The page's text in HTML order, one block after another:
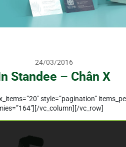
24/03/2016
Standee – Chân X
style=”pagination”
vc_column][/vc_row]